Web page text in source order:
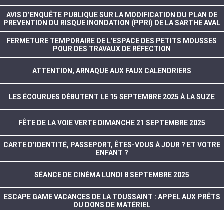
AVIS D’ENQUÊTE PUBLIQUE SUR LA MODIFICATION DU PLAN DE
PREVENTION DU RISQUE INONDATION (PPRI) DE LA SARTHE AVAL
FERMETURE TEMPORAIRE DE L’ESPACE DES PETITS MOUSSES
POUR DES TRAVAUX DE RÉFECTION
ATTENTION, ARNAQUE AUX FAUX CALENDRIERS
LES ÉCOURUES DÉBUTENT LE 15 SEPTEMBRE 2025 À LA SUZE
FÊTE DE LA VOIE VERTE DIMANCHE 21 SEPTEMBRE 2025
CARTE D’IDENTITÉ, PASSEPORT, ÊTES-VOUS À JOUR ? ET VOTRE
ENFANT ?
SÉANCE DE CINÉMA LUNDI 8 SEPTEMBRE 2025
ESCAPE GAME VACANCES DE LA TOUSSAINT : APPEL AUX PRÊTS
OU DONS DE MATÉRIEL